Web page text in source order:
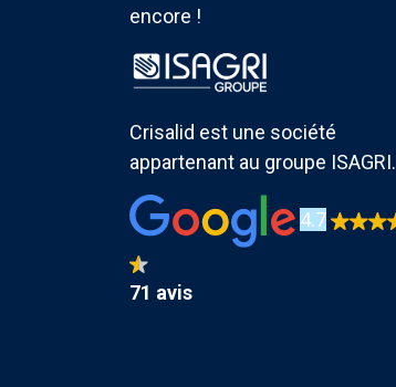
encore !
Crisalid est une société
appartenant au groupe ISAGRI.
4.7
71 avis